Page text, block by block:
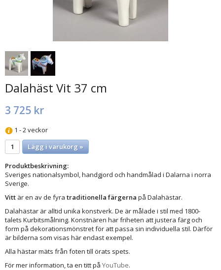
Dalahäst Vit 37 cm
3 725 kr
1 - 2 veckor
Lägg i varukorg »
Produktbeskrivning:
Sveriges nationalsymbol, handgjord och handmålad i Dalarna i norra
Sverige.
Vitt är en av de fyra traditionella färgerna på Dalahästar.
Dalahästar är alltid unika konstverk. De är målade i stil med 1800-
talets Kurbitsmålning. Konstnären har friheten att justera färg och
form på dekorationsmönstret för att passa sin individuella stil. Därför
är bilderna som visas här endast exempel.
Alla hästar mäts från foten till örats spets.
För mer information, ta en titt på YouTube.